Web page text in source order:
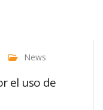
News
el uso de